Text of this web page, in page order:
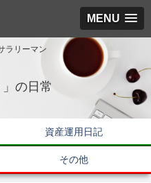
MENU
ラリーマン
」の日常
資産運用日記
その他